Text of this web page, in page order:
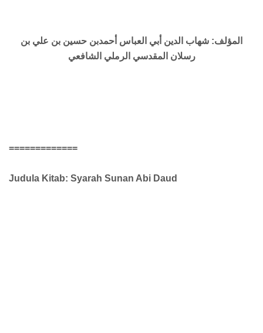
المؤلف: شهاب الدين أبي العباس أحمدبن حسين بن علي بن
رسلان المقدسي الرملي الشافعي
=============
Judula Kitab: Syarah Sunan Abi Daud